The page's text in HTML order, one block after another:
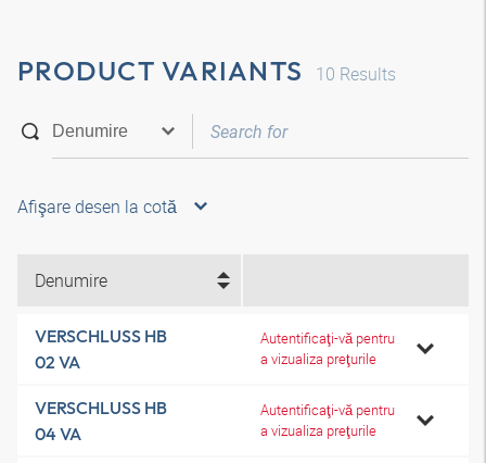
PRODUCT VARIANTS 10 Results
Afişare desen la cotă
Denumire
VERSCHLUSS HB
02 VA
Autentificaţi-vă pentru
a vizualiza preţurile
VERSCHLUSS HB
04 VA
Autentificaţi-vă pentru
a vizualiza preţurile